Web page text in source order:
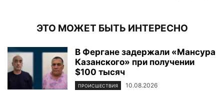
ЭТО МОЖЕТ БЫТЬ ИНТЕРЕСНО
В Фергане задержали «Мансура
Казанского» при получении
$100 тысяч
ПРОИСШЕСТВИЯ 10.08.2026